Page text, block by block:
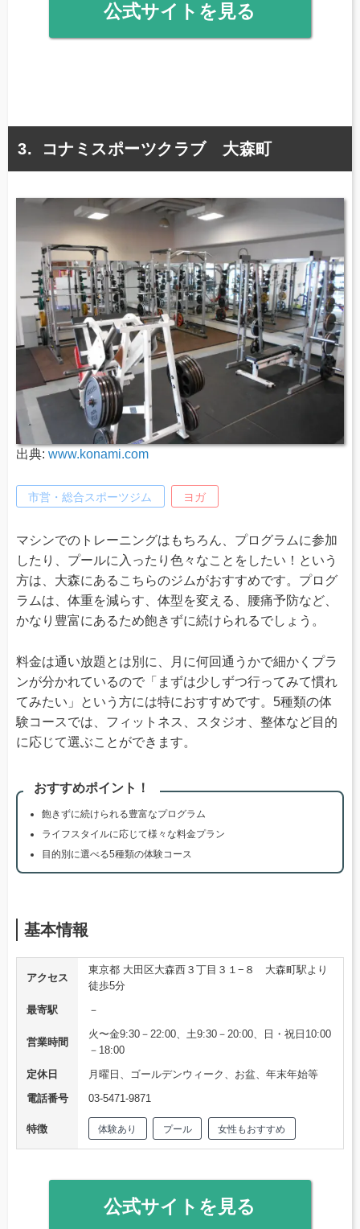
公式サイトを見る
コナミスポーツクラブ 大森町
出典: www.konami.com
市営・総合スポーツジム ヨガ
マシンでのトレーニングはもちろん、プログラムに参加
したり、プールに入ったり色々なことをしたい！という
方は、大森にあるこちらのジムがおすすめです。プログ
ラムは、体重を減らす、体型を変える、腰痛予防など、
かなり豊富にあるため飽きずに続けられるでしょう。
料金は通い放題とは別に、月に何回通うかで細かくプラ
ンが分かれているので「まずは少しずつ行ってみて慣れ
てみたい」という方には特におすすめです。5種類の体
験コースでは、フィットネス、スタジオ、整体など目的
に応じて選ぶことができます。
おすすめポイント！
飽きずに続けられる豊富なプログラム
ライフスタイルに応じて様々な料金プラン
目的別に選べる5種類の体験コース
基本情報
アクセス
東京都 大田区大森西３丁目３１−８ 大森町駅より
徒歩5分
最寄駅
－
営業時間
火〜金9:30－22:00、土9:30－20:00、日・祝日10:00
－18:00
定休日
月曜日、ゴールデンウィーク、お盆、年末年始等
電話番号
03-5471-9871
特徴 体験あり プール 女性もおすすめ
公式サイトを見る